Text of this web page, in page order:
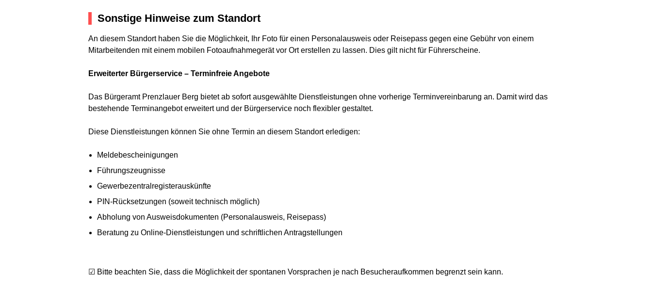
Sonstige Hinweise zum Standort
An diesem Standort haben Sie die Möglichkeit, Ihr Foto für einen Personalausweis oder Reisepass gegen eine Gebühr von einem
Mitarbeitenden mit einem mobilen Fotoaufnahmegerät vor Ort erstellen zu lassen. Dies gilt nicht für Führerscheine.
Erweiterter Bürgerservice – Terminfreie Angebote
Das Bürgeramt Prenzlauer Berg bietet ab sofort ausgewählte Dienstleistungen ohne vorherige Terminvereinbarung an. Damit wird das
bestehende Terminangebot erweitert und der Bürgerservice noch flexibler gestaltet.
Diese Dienstleistungen können Sie ohne Termin an diesem Standort erledigen:
Meldebescheinigungen
Führungszeugnisse
Gewerbezentralregisterauskünfte
PIN-Rücksetzungen (soweit technisch möglich)
Abholung von Ausweisdokumenten (Personalausweis, Reisepass)
Beratung zu Online-Dienstleistungen und schriftlichen Antragstellungen
☑ Bitte beachten Sie, dass die Möglichkeit der spontanen Vorsprachen je nach Besucheraufkommen begrenzt sein kann.